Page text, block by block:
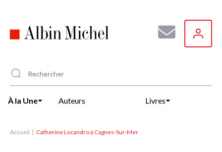
principal
À la Une Auteurs Livres
Accueil Catherine Locandro à Cagnes-Sur-Mer